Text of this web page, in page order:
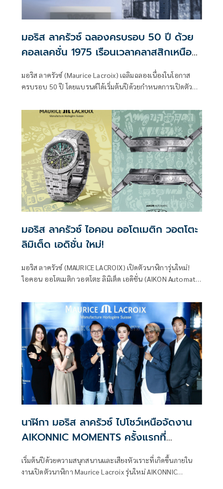
มอริส ลาครัวซ์ ฉลองครบรอบ 50 ปี ด้วย
คอลเลคชั่น 1975 เรือนเวลาคลาสสิกเหนือ
มอริส ลาครัวซ์ (Maurice Lacroix) เฉลิมฉลองเนื่องในโอกาส
ครบรอบ 50 ปี โดยแบรนด์ได้เริ่มต้นปีด้วยกำหนดการเปิดตัว
นาฬิกากลไกอัตโนมัติ
มอริส ลาครัวซ์ ไอคอน ออโตเมติก วอตโตะ
ลิมิเต็ด เอดิชั่น ใหม่!
มอริส ลาครัวซ์ (MAURICE LACROIX) เปิดตัวนาฬิการุ่นใหม่!
ไอคอน ออโตเมติก วอตโตะ ลิมิเต็ด เอดิชั่น (AIKON Automatic
เยี่ยมที่สวมใส่ได้และมีจำนวนจำกัดเพียง
นาฬิกา มอริส ลาครัวซ์ ไปโชว์เหนือจัดงาน
AIKONNIC MOMENTS ครั้งแรกที่
เชียงใหม่!
เริ่มต้นปีด้วยความสนุกสนานและเสียงหัวเราะที่เกิดขึ้นภายใน
งานเปิดตัวนาฬิกา Maurice Lacroix รุ่นใหม่ AIKONNIC